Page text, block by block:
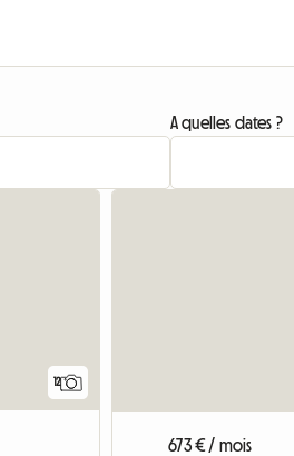
A quelles dates ?
12
673 € / mois